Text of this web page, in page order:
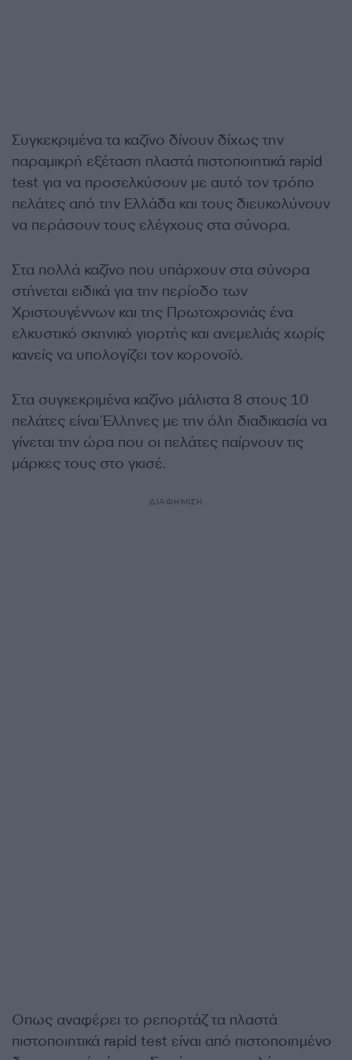
Συγκεκριμένα τα καζίνο δίνουν δίχως την
παραμικρή εξέταση πλαστά πιστοποιητικά rapid
test για να προσελκύσουν με αυτό τον τρόπο
πελάτες από την Ελλάδα και τους διευκολύνουν
να περάσουν τους ελέγχους στα σύνορα.
Στα πολλά καζίνο που υπάρχουν στα σύνορα
στήνεται ειδικά για την περίοδο των
Χριστουγέννων και της Πρωτοχρονιάς ένα
ελκυστικό σκηνικό γιορτής και ανεμελιάς χωρίς
κανείς να υπολογίζει τον κορονοϊό.
Στα συγκεκριμένα καζίνο μάλιστα 8 στους 10
πελάτες είναι Έλληνες με την όλη διαδικασία να
γίνεται την ώρα που οι πελάτες παίρνουν τις
μάρκες τους στο γκισέ.
ΔΙΑΦΗΜΙΣΗ
Οπως αναφέρει το ρεπορτάζ τα πλαστά
πιστοποιητικά rapid test είναι από πιστοποιημένο